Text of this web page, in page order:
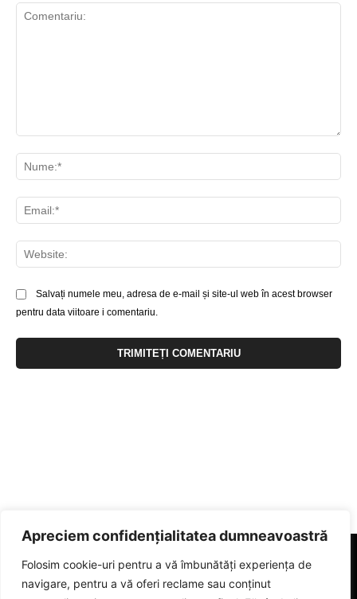
Apreciem confidențialitatea dumneavoastră
Folosim cookie-uri pentru a vă îmbunătăți experiența de
navigare, pentru a vă oferi reclame sau conținut
Salvați numele meu, adresa de e-mail și site-ul web în acest browser
pentru data viitoare i comentariu.